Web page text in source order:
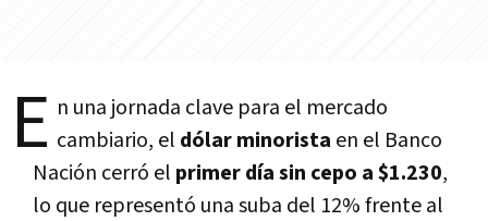
E n una jornada clave para el mercado
cambiario, el dólar minorista en el Banco
Nación cerró el primer día sin cepo a $1.230,
lo que representó una suba del 12% frente al